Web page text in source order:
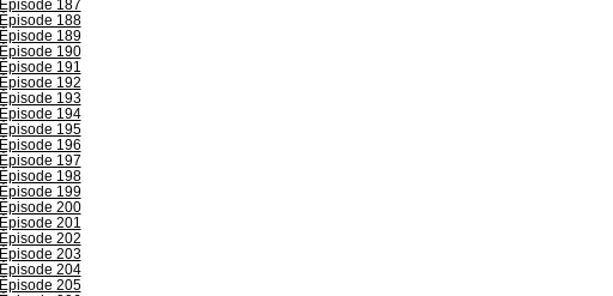
Épisode 187
Épisode 188
Épisode 189
Épisode 190
Épisode 191
Épisode 192
Épisode 193
Épisode 194
Épisode 195
Épisode 196
Épisode 197
Épisode 198
Épisode 199
Épisode 200
Épisode 201
Épisode 202
Épisode 203
Épisode 204
Épisode 205